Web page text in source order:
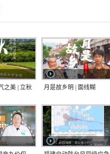
之美 | 立秋 月是故乡明 | 面线糊